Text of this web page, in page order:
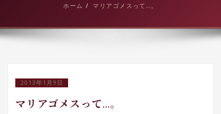
ョ
切
ホーム マリアゴメスって…。
2013年1月9日
マリアゴメスって…。